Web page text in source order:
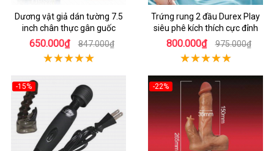
Dương vật giả dán tường 7.5
inch chân thực gân guốc
650.000₫ 847.000₫
Trứng rung 2 đầu Durex Play
siêu phê kích thích cực đỉnh
800.000₫ 975.000₫
-15% -22%